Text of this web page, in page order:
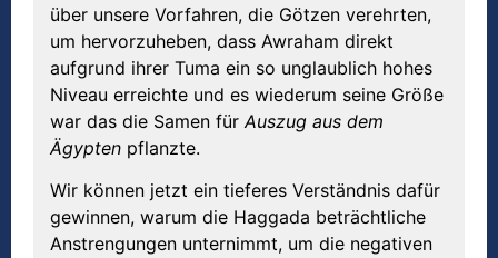
über unsere Vorfahren, die Götzen verehrten,
um hervorzuheben, dass Awraham direkt
aufgrund ihrer Tuma ein so unglaublich hohes
Niveau erreichte und es wiederum seine Größe
war das die Samen für Auszug aus dem
Ägypten pflanzte.
Wir können jetzt ein tieferes Verständnis dafür
gewinnen, warum die Haggada beträchtliche
Anstrengungen unternimmt, um die negativen